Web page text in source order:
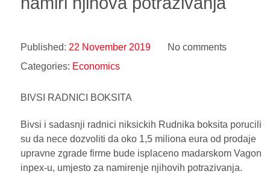
Published: 22 November 2019
No comments
Categories: Economics
BIVSI RADNICI BOKSITA
Bivsi i sadasnji radnici niksickih Rudnika boksita porucili
su da nece dozvoliti da oko 1,5 miliona eura od prodaje
upravne zgrade firme bude isplaceno madarskom Vagon
inpex-u, umjesto za namirenje njihovih potrazivanja.